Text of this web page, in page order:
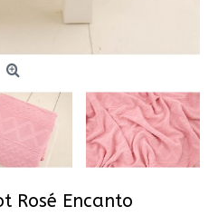
Rosé Encanto